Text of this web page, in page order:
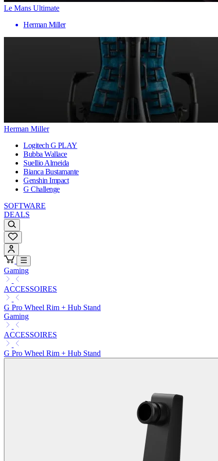
Le Mans Ultimate
Herman Miller
Herman Miller
Logitech G PLAY
Bubba Wallace
Suellio Almeida
Bianca Bustamante
Genshin Impact
G Challenge
SOFTWARE
DEALS
Gaming
ACCESSOIRES
G Pro Wheel Rim + Hub Stand
Gaming
ACCESSOIRES
G Pro Wheel Rim + Hub Stand